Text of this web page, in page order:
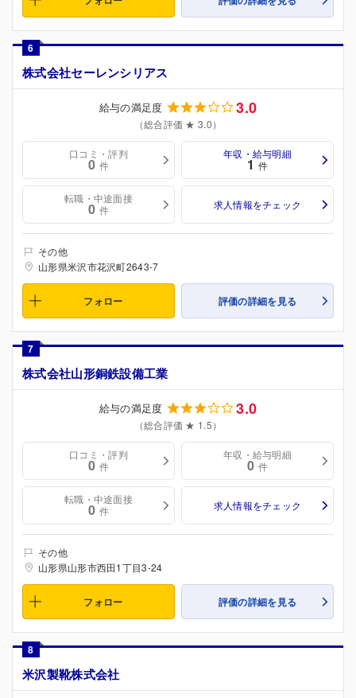
6
株式会社セーレンシリアス
給与の満足度 3.0
（総合評価 ★ 3.0）
口コミ・評判
0 件
年収・給与明細
1 件
転職・中途面接
0 件 求人情報をチェック
その他
山形県米沢市花沢町2643-7
フォロー 評価の詳細を見る
7
株式会社山形銅鉄設備工業
給与の満足度 3.0
（総合評価 ★ 1.5）
口コミ・評判
0 件
年収・給与明細
0 件
転職・中途面接
0 件 求人情報をチェック
その他
山形県山形市西田1丁目3-24
フォロー 評価の詳細を見る
8
米沢製靴株式会社